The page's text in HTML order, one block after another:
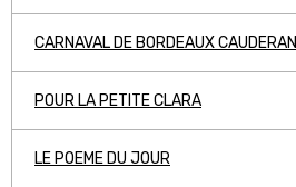
CARNAVAL DE BORDEAUX CAUDERAN
POUR LA PETITE CLARA
LE POEME DU JOUR